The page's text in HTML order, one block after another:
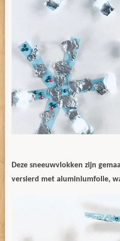
Deze sneeuwvlokken zijn
versierd met aluminiumfolie,